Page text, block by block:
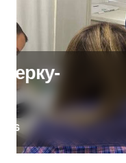
Подільська